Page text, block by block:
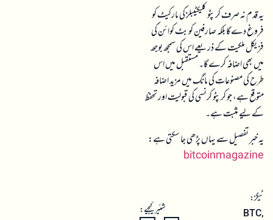
یہ قدم نہ صرف کرپٹو کلیکٹیبلز کی مارکیٹ کو
فروغ دے گا بلکہ صارفین کو بٹ کوائن کی
فزیکل ملکیت کے ذریعے اس کی سمجھ بوجھ
میں بھی اضافہ کرے گا۔ مستقبل میں اس
طرح کی مصنوعات کی مانگ میں مزید اضافہ
متوقع ہے، جو کرپٹو کرنسی کی قبولیت اور تحفظ
کے لیے مثبت ہے۔
یہ خبر تفصیل سے یہاں پڑھی جا سکتی ہے:
bitcoinmagazine
ٹیگز:
BTC,
شئیر کیجیے: